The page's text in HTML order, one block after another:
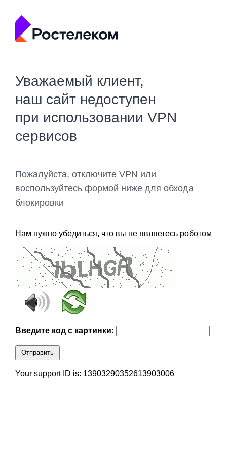
Уважаемый клиент,
наш сайт недоступен
при использовании VPN
сервисов
Пожалуйста, отключите VPN или
воспользуйтесь формой ниже для обхода
блокировки
Нам нужно убедиться, что вы не являетесь роботом
Введите код с картинки:
Отправить
Your support ID is: 13903290352613903006